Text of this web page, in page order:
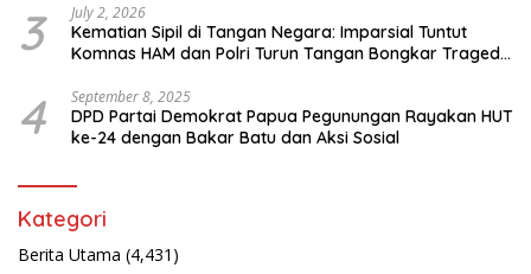
3 July 2, 2026
Kematian Sipil di Tangan Negara: Imparsial Tuntut
Komnas HAM dan Polri Turun Tangan Bongkar Tragedi
4 September 8, 2025
DPD Partai Demokrat Papua Pegunungan Rayakan HUT
ke-24 dengan Bakar Batu dan Aksi Sosial
Kategori
Berita Utama (4,431)